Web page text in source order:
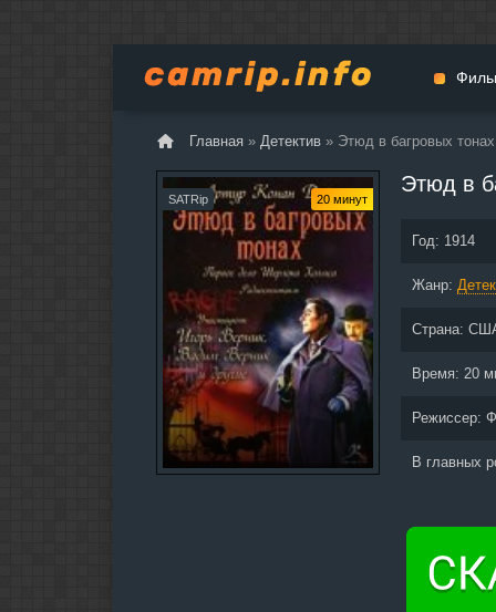
Главная » Детектив » Этюд в багровых тонах
SATRip 20 минут
Этюд в
Год: 1914
Жанр:
Страна:
Время: 20
Режиссер:
В главных
Вестерн
Драма